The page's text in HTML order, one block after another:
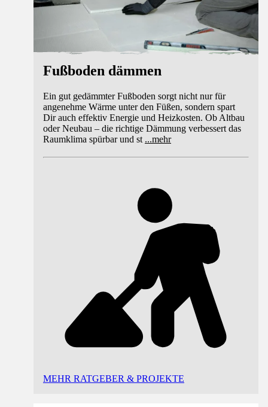
Fußboden dämmen
Ein gut gedämmter Fußboden sorgt nicht nur für
angenehme Wärme unter den Füßen, sondern spart
Dir auch effektiv Energie und Heizkosten. Ob Altbau
oder Neubau – die richtige Dämmung verbessert das
Raumklima spürbar und st ...mehr
MEHR RATGEBER & PROJEKTE